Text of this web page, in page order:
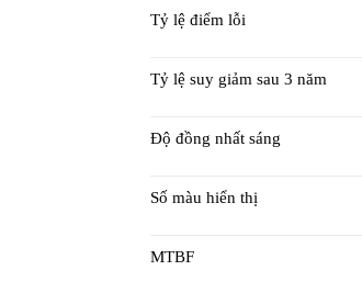
Tỷ lệ điểm lỗi
Tỷ lệ suy giảm sau 3 năm
Độ đồng nhất sáng
Số màu hiển thị
MTBF